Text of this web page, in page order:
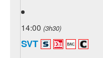
14:00 (3h30)
SVT